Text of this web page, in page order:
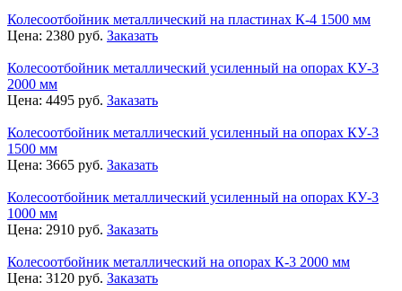
Колесоотбойник металлический на пластинах К-4 1500 мм
Цена: 2380 руб. Заказать
Колесоотбойник металлический усиленный на опорах КУ-3
2000 мм
Цена: 4495 руб. Заказать
Колесоотбойник металлический усиленный на опорах КУ-3
1500 мм
Цена: 3665 руб. Заказать
Колесоотбойник металлический усиленный на опорах КУ-3
1000 мм
Цена: 2910 руб. Заказать
Колесоотбойник металлический на опорах К-3 2000 мм
Цена: 3120 руб. Заказать